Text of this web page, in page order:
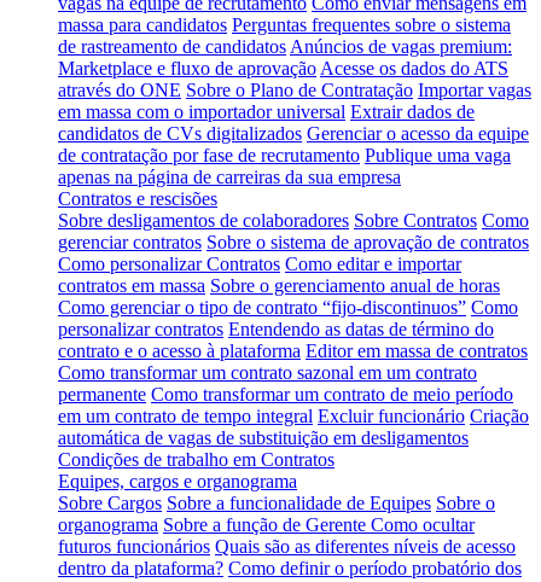
massa para candidatos Perguntas frequentes sobre o sistema
de rastreamento de candidatos Anúncios de vagas premium:
Marketplace e fluxo de aprovação Acesse os dados do ATS
através do ONE Sobre o Plano de Contratação Importar vagas
em massa com o importador universal Extrair dados de
candidatos de CVs digitalizados Gerenciar o acesso da equipe
de contratação por fase de recrutamento Publique uma vaga
apenas na página de carreiras da sua empresa
Contratos e rescisões
Sobre desligamentos de colaboradores Sobre Contratos Como
gerenciar contratos Sobre o sistema de aprovação de contratos
Como personalizar Contratos Como editar e importar
contratos em massa Sobre o gerenciamento anual de horas
Como gerenciar o tipo de contrato “fijo-discontinuos” Como
personalizar contratos Entendendo as datas de término do
contrato e o acesso à plataforma Editor em massa de contratos
Como transformar um contrato sazonal em um contrato
permanente Como transformar um contrato de meio período
em um contrato de tempo integral Excluir funcionário Criação
automática de vagas de substituição em desligamentos
Condições de trabalho em Contratos
Equipes, cargos e organograma
Sobre Cargos Sobre a funcionalidade de Equipes Sobre o
organograma Sobre a função de Gerente Como ocultar
futuros funcionários Quais são as diferentes níveis de acesso
dentro da plataforma? Como definir o período probatório dos